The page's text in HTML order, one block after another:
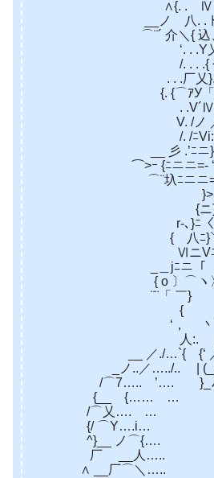
∧{. . Ⅳ Vツ ヽ
__ノ 八. . ﾄ乂
⌒¨´ 介＼{ 込、
‘. . .Y乂Y: :
/. . . .{ 个}: : ノ^{
. . .厂乂}ﾉrく
{. {⌒ｱУ「i:i:i:i:i>‐
. .V´Ⅳ/_Vi:i:ア^ﾄ
V. /ノ ／i:i:/ / |i:i:
/. /ﾆVi:i:ｉ／ /
__ 彡 .’ﾆニ}／
⌒>ｰ {ﾆニニ=- ‘ -=ﾆ∨ﾆ
⌒¨圦ﾆニニ=-{-=ﾆニ
}>､ニ=-人-=ニ
{ニ}≧=-⌒ ≧=–
r‐､}ﾆ〈ﾆニニニ
{ 八ﾆ}＼-=ﾆﾆ=-＜
ⅥニVﾆﾆ〕iト —-
_＿jﾆニ「 ￣￣
{ o 〕⌒ヽ〉
¨¨「 ￣} –=
{ ヽr‐ ¨,. ＼
‘， 丶¨う’ /
人:. |＾／ ｲ , ,
__ ／./…`{ {‘ ／/
_ノ..／…../.. |
/⌒7….. ’…. }_ﾉ
{__ {…… …
/⌒乂…. …
{/ ⌒Y….i…
^}__ ノ
厂 __人…..
∧ __厂⌒＼…..